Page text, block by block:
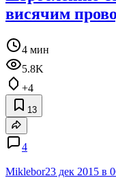
висячим
4 мин
5.8K
+4
13
4
Miklebor23 дек 2015 в